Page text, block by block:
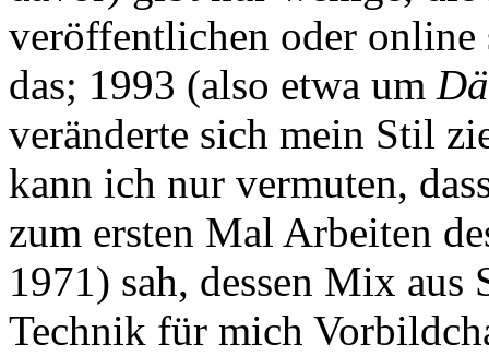
veröffentlichen oder online
das; 1993 (also etwa um
veränderte sich mein Stil
kann ich nur vermuten,
zum ersten Mal Arbeiten
1971) sah, dessen Mix
Technik für mich